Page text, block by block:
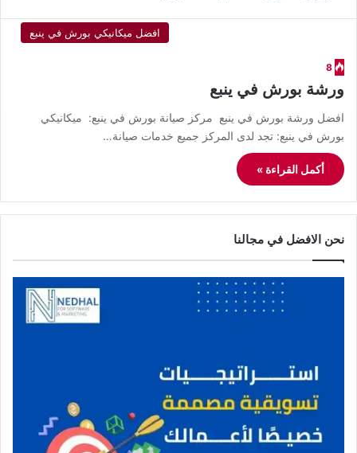
افضل ميكانيكي بورش في ينبع
8
ورشة بورش في ينبع
افضل ورشة بورش في ينبع مركز صيانة بورش في ينبع: ميكانيكي
بورش في ينبع: تجد لدى المركز جميع خدمات صيانة…
أكمل القراءة »
نحن الافضل في مجالنا